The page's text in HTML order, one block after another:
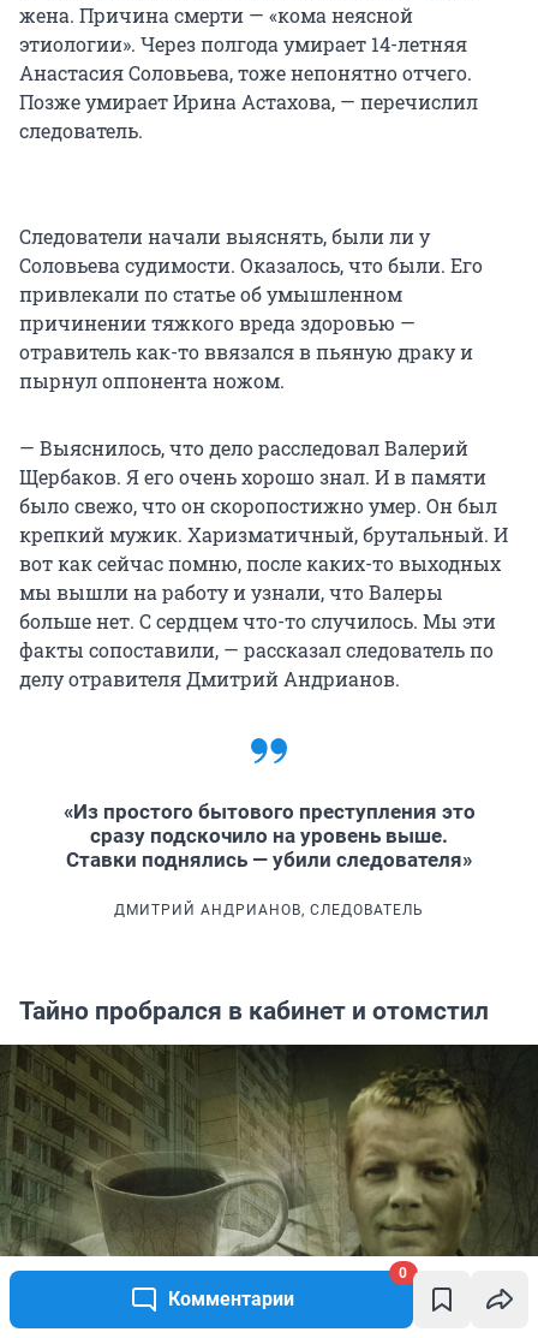
Комментарии
0
жена. Причина смерти — «кома неясной
этиологии». Через полгода умирает 14-летняя
Анастасия Соловьева, тоже непонятно отчего.
Позже умирает Ирина Астахова, — перечислил
следователь.
Следователи начали выяснять, были ли у
Соловьева судимости. Оказалось, что были. Его
привлекали по статье об умышленном
причинении тяжкого вреда здоровью —
отравитель как-то ввязался в пьяную драку и
пырнул оппонента ножом.
— Выяснилось, что дело расследовал Валерий
Щербаков. Я его очень хорошо знал. И в памяти
было свежо, что он скоропостижно умер. Он был
крепкий мужик. Харизматичный, брутальный. И
вот как сейчас помню, после каких-то выходных
мы вышли на работу и узнали, что Валеры
больше нет. С сердцем что-то случилось. Мы эти
факты сопоставили, — рассказал следователь по
делу отравителя Дмитрий Андрианов.
«Из простого бытового преступления это
сразу подскочило на уровень выше.
Ставки поднялись — убили следователя»
ДМИТРИЙ АНДРИАНОВ, СЛЕДОВАТЕЛЬ
Тайно пробрался в кабинет и отомстил